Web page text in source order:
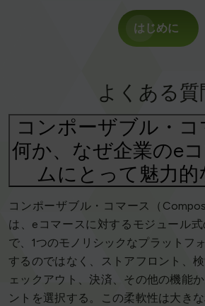
はじめに
よくある質
コンポーザブル・
何か、なぜ企業のe
ムにとって魅力的
コンポーザブル・コマース（
は、eコマースに対するモジュール
で、1つのモノリシックなプラットフ
するのではなく、ストアフロント、
ェックアウト、決済、その他の機能
ントを選択する。この柔軟性は大き